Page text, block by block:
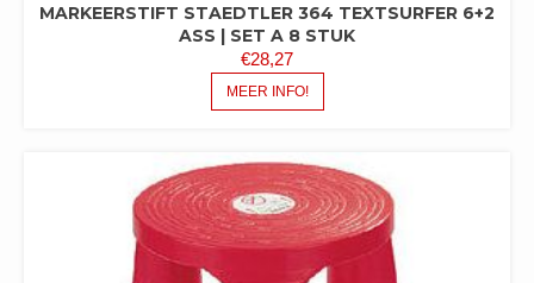
MARKEERSTIFT STAEDTLER 364 TEXTSURFER 6+2
ASS | SET A 8 STUK
€28,27
MEER INFO!